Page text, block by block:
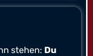
stehen: Du